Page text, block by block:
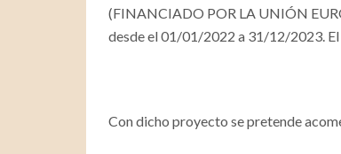
(FINANCIADO POR LA UNIÓN
desde el 01/01/2022 a 31/12/2023.
Con dicho proyecto se pretende